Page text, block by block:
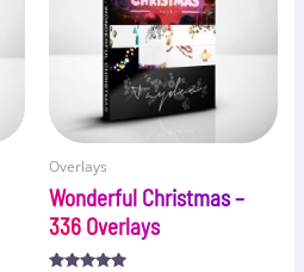
Overlays
Wonderful Christmas –
336 Overlays